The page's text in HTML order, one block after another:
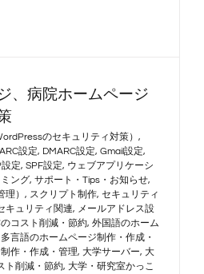
、病院ホームページ
のセキュリティ対策） ,
設定, DMARC設定, Gmail設定,
設定, SPF設定, ウェブアプリケーシ
ング, サポート・Tips・お知らせ,
） , スクリプト制作, セキュリティ
キュリティ関連, メールアドレス設
コスト削減・節約, 外国語のホーム
多言語のホームページ制作・作成・
作・作成・管理, 大学サーバー, 大
ト削減・節約, 大学・研究室かっこ